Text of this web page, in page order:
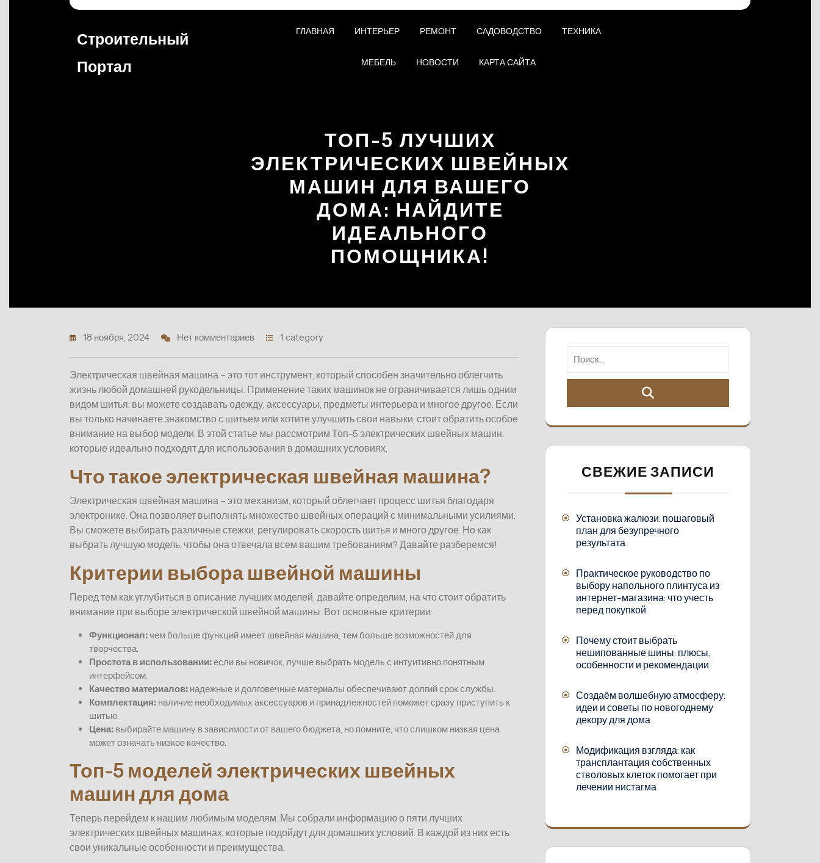
Строительный
Портал
ГЛАВНАЯ ИНТЕРЬЕР РЕМОНТ САДОВОДСТВО ТЕХНИКА
МЕБЕЛЬ НОВОСТИ КАРТА САЙТА
ТОП-5 ЛУЧШИХ
ЭЛЕКТРИЧЕСКИХ ШВЕЙНЫХ
МАШИН ДЛЯ ВАШЕГО
ДОМА: НАЙДИТЕ
ИДЕАЛЬНОГО
ПОМОЩНИКА!
18 ноября, 2024 Нет комментариев 1 category
Электрическая швейная машина – это тот инструмент, который способен значительно облегчить
жизнь любой домашней рукодельницы. Применение таких машинок не ограничивается лишь одним
видом шитья: вы можете создавать одежду, аксессуары, предметы интерьера и многое другое. Если
вы только начинаете знакомство с шитьем или хотите улучшить свои навыки, стоит обратить особое
внимание на выбор модели. В этой статье мы рассмотрим Топ-5 электрических швейных машин,
которые идеально подходят для использования в домашних условиях.
Что такое электрическая швейная машина?
Электрическая швейная машина – это механизм, который облегчает процесс шитья благодаря
электронике. Она позволяет выполнять множество швейных операций с минимальными усилиями.
Вы сможете выбирать различные стежки, регулировать скорость шитья и много другое. Но как
выбрать лучшую модель, чтобы она отвечала всем вашим требованиям? Давайте разберемся!
Критерии выбора швейной машины
Перед тем как углубиться в описание лучших моделей, давайте определим, на что стоит обратить
внимание при выборе электрической швейной машины. Вот основные критерии:
Функционал: чем больше функций имеет швейная машина, тем больше возможностей для
творчества.
Простота в использовании:если вы новичок, лучше выбрать модель с интуитивно понятным
интерфейсом.
Качество материалов: надежные и долговечные материалы обеспечивают долгий срок службы.
Комплектация: наличие необходимых аксессуаров и принадлежностей поможет сразу приступить к
шитью.
Цена: выбирайте машину в зависимости от вашего бюджета, но помните, что слишком низкая цена
может означать низкое качество.
Топ-5 моделей электрических швейных
машин для дома
Теперь перейдем к нашим любимым моделям. Мы собрали информацию о пяти лучших
электрических швейных машинах, которые подойдут для домашних условий. В каждой из них есть
свои уникальные особенности и преимущества.
СВЕЖИЕ ЗАПИСИ
Установка жалюзи: пошаговый
план для безупречного
результата
Практическое руководство по
выбору напольного плинтуса из
интернет-магазина: что учесть
перед покупкой
Почему стоит выбрать
нешипованные шины: плюсы,
особенности и рекомендации
Создаём волшебную атмосферу:
идеи и советы по новогоднему
декору для дома
Модификация взгляда: как
трансплантация собственных
стволовых клеток помогает при
лечении нистагма